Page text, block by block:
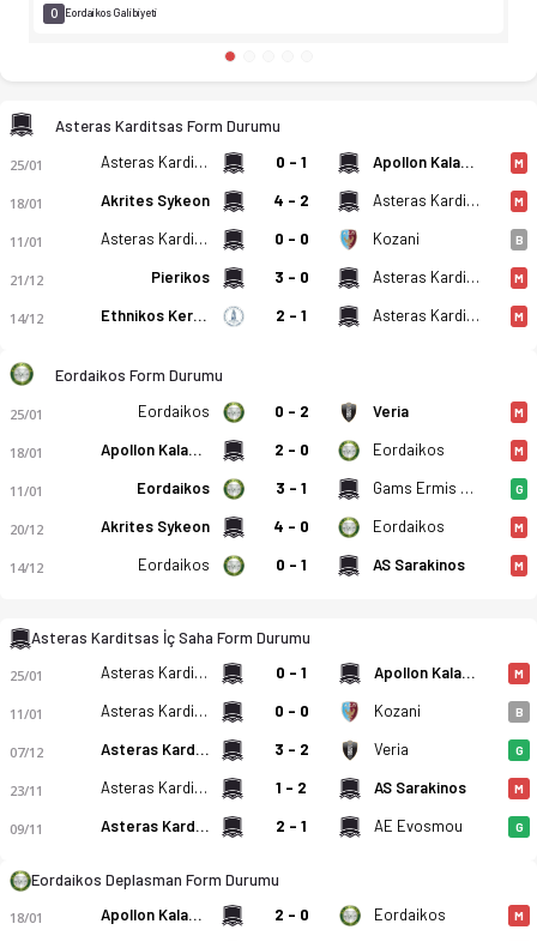
Asteras Karditsas - Eordaikos 1-1 bitti. Gol anları, kadro,
0 Eordaikos Galibiyeti
Asteras Karditsas Form Durumu
25/01 Asteras Karditsas 0 - 1 Apollon Kalamarias M
18/01 Akrites Sykeon 4 - 2 Asteras Karditsas M
11/01 Asteras Karditsas 0 - 0 Kozani B
21/12 Pierikos 3 - 0 Asteras Karditsas M
14/12 Ethnikos Keramidiou 2 - 1 Asteras Karditsas M
Eordaikos Form Durumu
25/01 Eordaikos 0 - 2 Veria M
18/01 Apollon Kalamarias 2 - 0 Eordaikos M
11/01 Eordaikos 3 - 1 Gams Ermis Exochis G
20/12 Akrites Sykeon 4 - 0 Eordaikos M
14/12 Eordaikos 0 - 1 AS Sarakinos M
Asteras Karditsas İç Saha Form Durumu
25/01 Asteras Karditsas 0 - 1 Apollon Kalamarias M
11/01 Asteras Karditsas 0 - 0 Kozani B
07/12 Asteras Karditsas 3 - 2 Veria G
23/11 Asteras Karditsas 1 - 2 AS Sarakinos M
09/11 Asteras Karditsas 2 - 1 AE Evosmou G
Eordaikos Deplasman Form Durumu
18/01 Apollon Kalamarias 2 - 0 Eordaikos M